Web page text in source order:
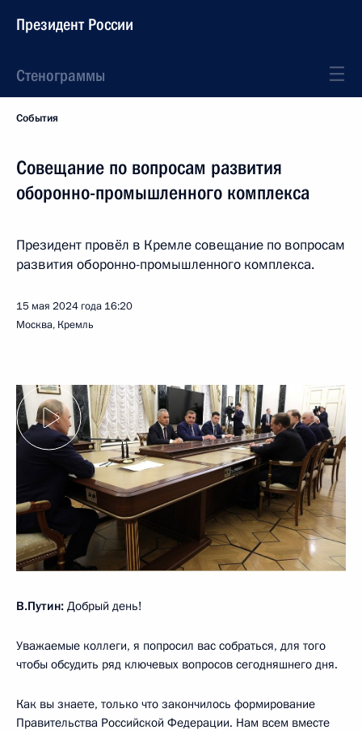
Президент России
Стенограммы
События
Совещание по вопросам развития
оборонно-промышленного комплекса
Президент провёл в Кремле совещание по вопросам
развития оборонно-промышленного комплекса.
15 мая 2024 года 16:20
Москва, Кремль
В.Путин: Добрый день!
Уважаемые коллеги, я попросил вас собраться, для того
чтобы обсудить ряд ключевых вопросов сегодняшнего дня.
Как вы знаете, только что закончилось формирование
Правительства Российской Федерации. Нам всем вместе